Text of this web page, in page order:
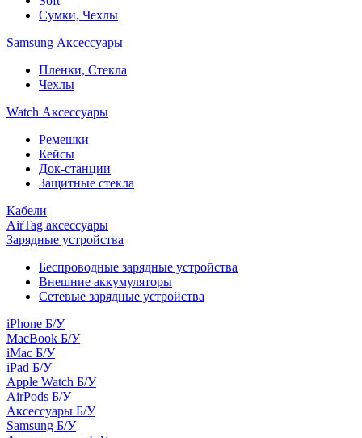
Сумки, Чехлы
Samsung Аксессуары
Пленки, Стекла
Чехлы
Watch Аксессуары
Ремешки
Кейсы
Док-станции
Защитные стекла
Кабели
AirTag аксессуары
Зарядные устройства
Беспроводные зарядные устройства
Внешние аккумуляторы
Сетевые зарядные устройства
iPhone Б/У
MacBook Б/У
iMac Б/У
iPad Б/У
Apple Watch Б/У
AirPods Б/У
Аксессуары Б/У
Samsung Б/У